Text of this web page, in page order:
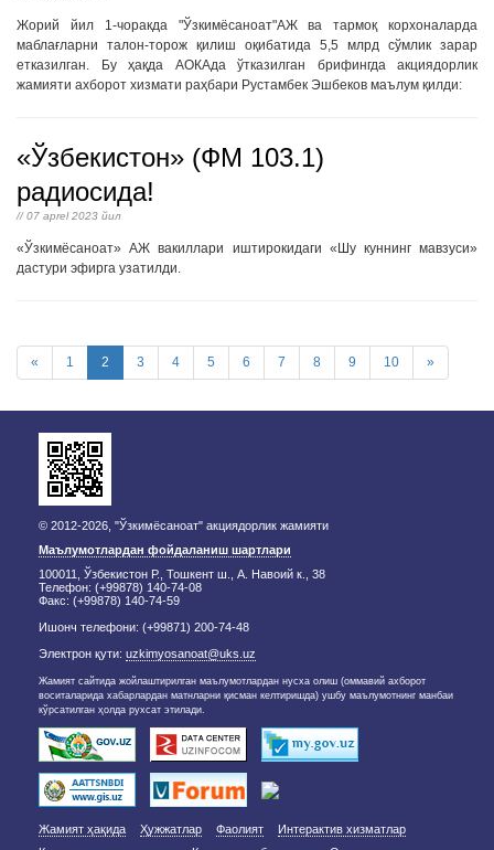
Жорий йил 1-чоракда "Ўзкимёсаноат"АЖ ва тармоқ корхоналарда
маблағларни талон-торож қилиш оқибатида 5,5 млрд сўмлик зарар
етказилган. Бу ҳақда АОКАда ўтказилган брифингда акциядорлик
жамияти ахборот хизмати раҳбари Рустамбек Эшбеков маълум қилди:
«Ўзбекистон» (ФМ 103.1)
радиосида!
// 07 aprel 2023 йил
«Ўзкимёсаноат» АЖ вакиллари иштирокидаги «Шу куннинг мавзуси»
дастури эфирга узатилди.
« 1 2 3 4 5 6 7 8 9 10 »
© 2012-2026, "Ўзкимёсаноат" акциядорлик жамияти
Маълумотлардан фойдаланиш шартлари
100011, Ўзбекистон Р., Тошкент ш., А. Навоий к., 38
Телефон: (+99878) 140-74-08
Факс: (+99878) 140-74-59
Ишонч телефони: (+99871) 200-74-48
Электрон қути: uzkimyosanoat@uks.uz
Жамият сайтида жойлаштирилган маълумотлардан нусха олиш (оммавий ахборот
воситаларида хабарлардан матнларни қисман келтиришда) ушбу маълумотнинг манбаи
кўрсатилган ҳолда рухсат этилади.
Жамият ҳақида Ҳужжатлар Фаолият
Интерактив хизматлар